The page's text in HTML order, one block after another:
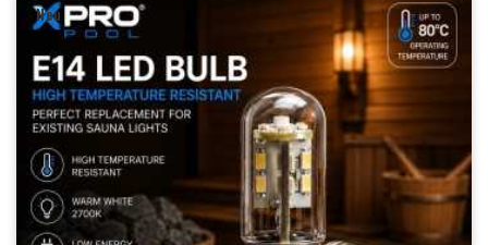
Neu